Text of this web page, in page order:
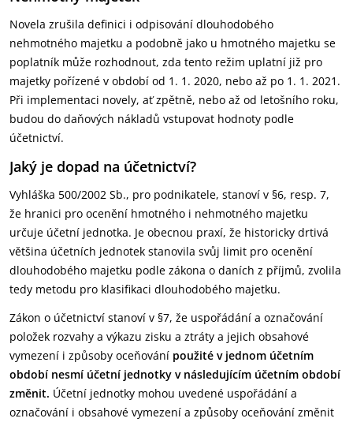
Novela zrušila definici i odpisování dlouhodobého
nehmotného majetku a podobně jako u hmotného majetku se
poplatník může rozhodnout, zda tento režim uplatní již pro
majetky pořízené v období od 1. 1. 2020, nebo až po 1. 1. 2021.
Při implementaci novely, ať zpětně, nebo až od letošního roku,
budou do daňových nákladů vstupovat hodnoty podle
účetnictví.
Jaký je dopad na účetnictví?
Vyhláška 500/2002 Sb., pro podnikatele, stanoví v §6, resp. 7,
že hranici pro ocenění hmotného i nehmotného majetku
určuje účetní jednotka. Je obecnou praxí, že historicky drtivá
většina účetních jednotek stanovila svůj limit pro ocenění
dlouhodobého majetku podle zákona o daních z příjmů, zvolila
tedy metodu pro klasifikaci dlouhodobého majetku.
Zákon o účetnictví stanoví v §7, že uspořádání a označování
položek rozvahy a výkazu zisku a ztráty a jejich obsahové
vymezení i způsoby oceňování použité v jednom účetním
období nesmí účetní jednotky v následujícím účetním období
změnit. Účetní jednotky mohou uvedené uspořádání a
označování i obsahové vymezení a způsoby oceňování změnit